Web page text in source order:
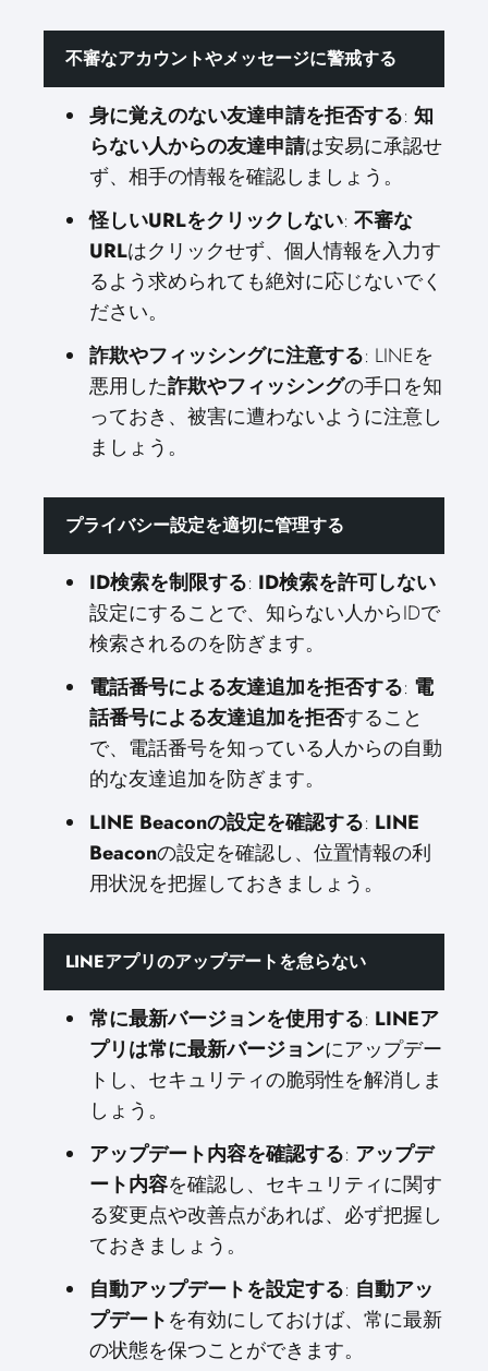
不審なアカウントやメッセージに警戒する
身に覚えのない友達申請を拒否する: 知
らない人からの友達申請は安易に承認せ
ず、相手の情報を確認しましょう。
怪しいURLをクリックしない: 不審な
URLはクリックせず、個人情報を入力す
るよう求められても絶対に応じないでく
ださい。
詐欺やフィッシングに注意する: LINEを
悪用した詐欺やフィッシングの手口を知
っておき、被害に遭わないように注意し
ましょう。
プライバシー設定を適切に管理する
ID検索を制限する: ID検索を許可しない
設定にすることで、知らない人からIDで
検索されるのを防ぎます。
電話番号による友達追加を拒否する: 電
話番号による友達追加を拒否すること
で、電話番号を知っている人からの自動
的な友達追加を防ぎます。
LINE Beaconの設定を確認する: LINE
Beaconの設定を確認し、位置情報の利
用状況を把握しておきましょう。
LINEアプリのアップデートを怠らない
常に最新バージョンを使用する: LINEア
プリは常に最新バージョンにアップデー
トし、セキュリティの脆弱性を解消しま
しょう。
アップデート内容を確認する: アップデ
ート内容を確認し、セキュリティに関す
る変更点や改善点があれば、必ず把握し
ておきましょう。
自動アップデートを設定する: 自動アッ
プデートを有効にしておけば、常に最新
の状態を保つことができます。